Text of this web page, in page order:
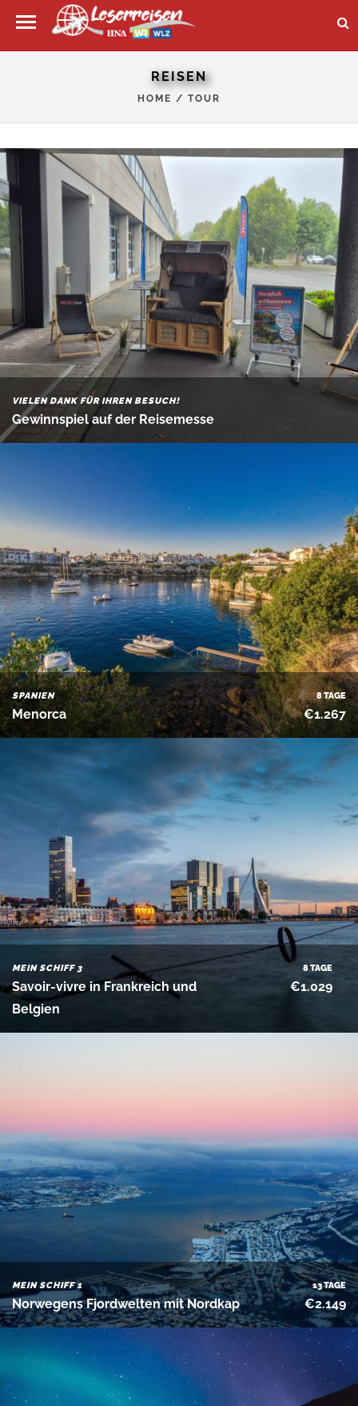
REISEN
HOME / TOUR
VIELEN DANK FÜR IHREN BESUCH!
Gewinnspiel auf der Reisemesse
SPANIEN
Menorca
8 TAGE
€1.267
MEIN SCHIFF 3
Savoir-vivre in Frankreich und
Belgien
8 TAGE
€1.029
MEIN SCHIFF 1
Norwegens Fjordwelten mit Nordkap
13 TAGE
€2.149